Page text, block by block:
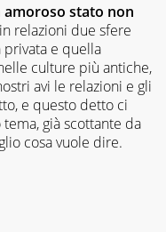
amoroso stato non
relazioni due sfere
privata e quella
culture più antiche,
avi le relazioni e gli
e questo detto ci
già scottante da
cosa vuole dire.